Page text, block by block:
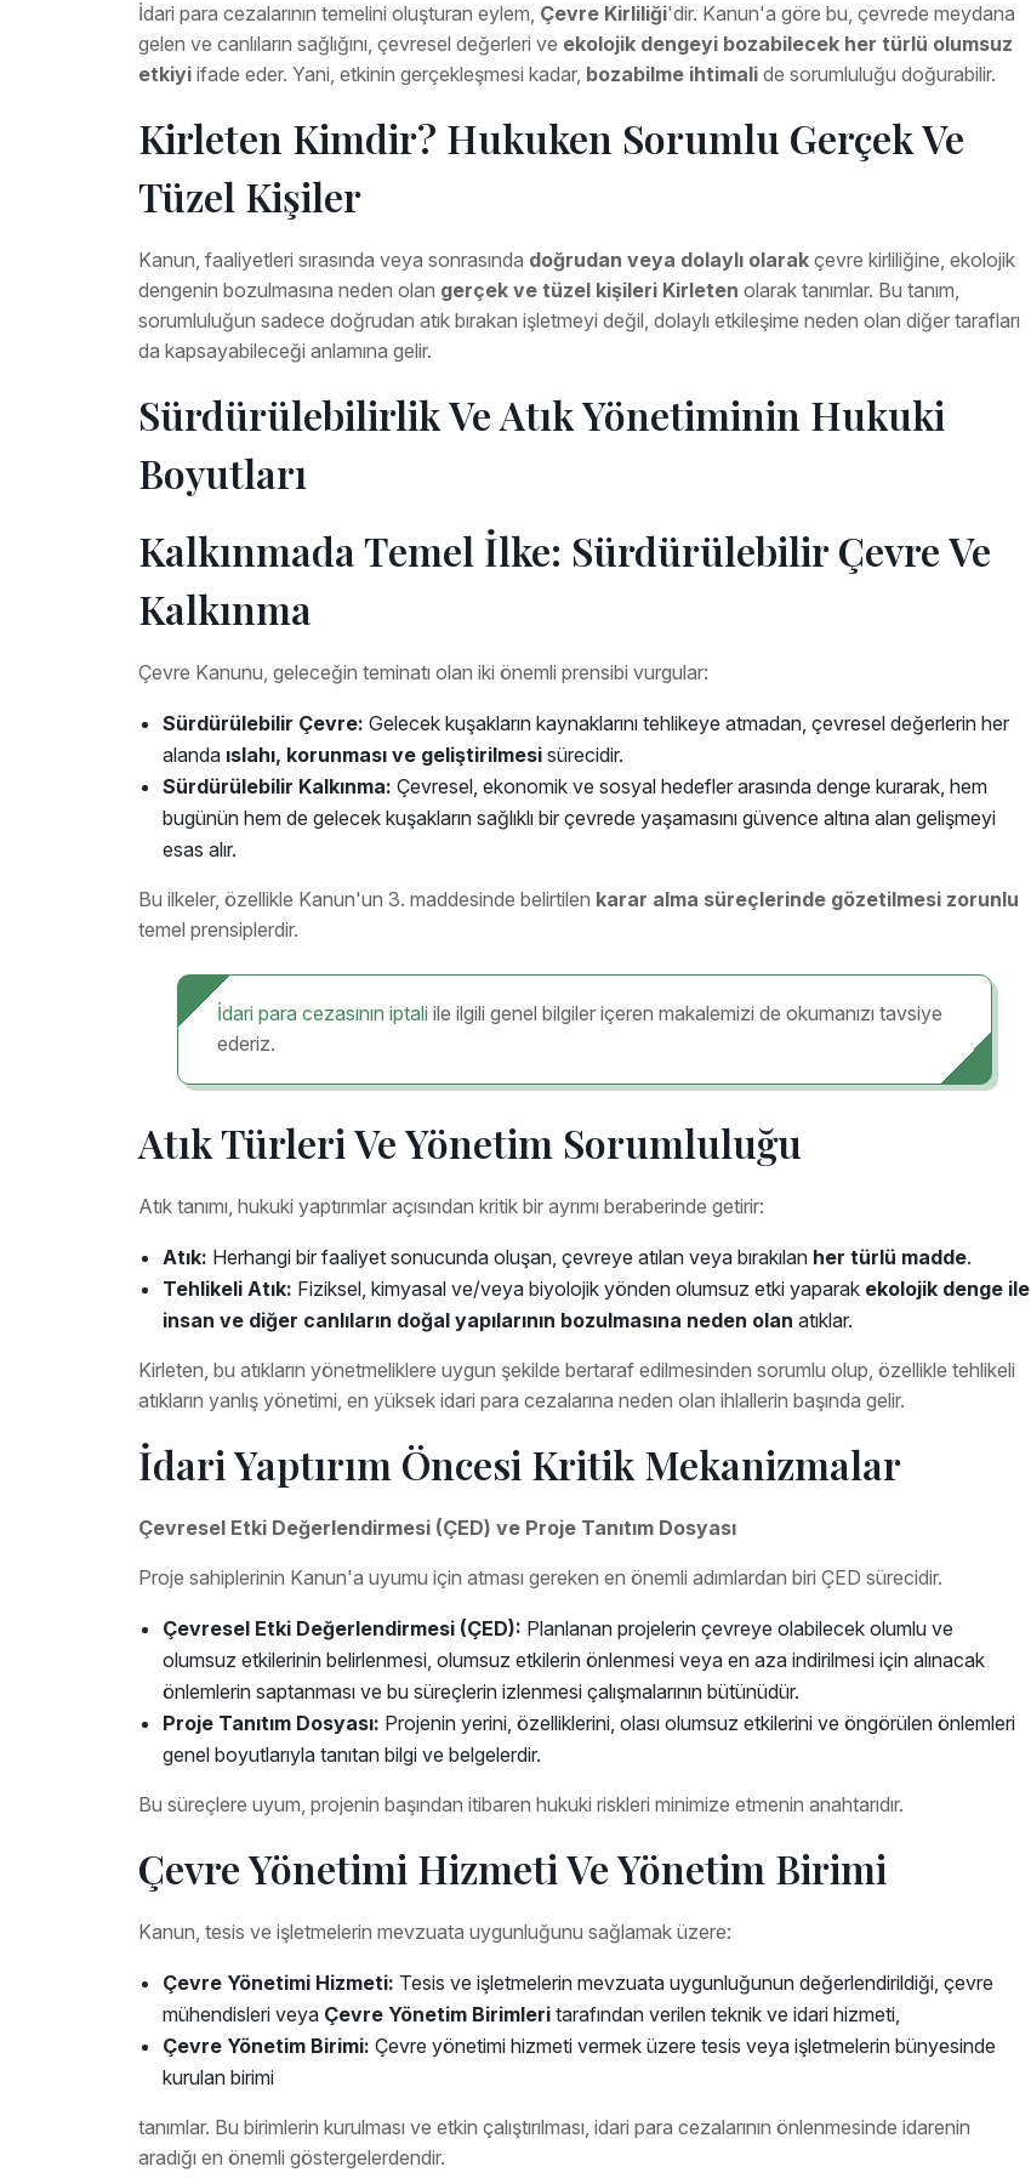
İdari para cezalarının temelini oluşturan eylem, Çevre Kirliliği'dir. Kanun'a göre bu, çevrede meydana
gelen ve canlıların sağlığını, çevresel değerleri ve ekolojik dengeyi bozabilecek her türlü olumsuz
etkiyi ifade eder. Yani, etkinin gerçekleşmesi kadar, bozabilme ihtimali de sorumluluğu doğurabilir.
Kirleten Kimdir? Hukuken Sorumlu Gerçek Ve
Tüzel Kişiler
Kanun, faaliyetleri sırasında veya sonrasında doğrudan veya dolaylı olarak çevre kirliliğine, ekolojik
dengenin bozulmasına neden olan gerçek ve tüzel kişileri Kirleten olarak tanımlar. Bu tanım,
sorumluluğun sadece doğrudan atık bırakan işletmeyi değil, dolaylı etkileşime neden olan diğer tarafları
da kapsayabileceği anlamına gelir.
Sürdürülebilirlik Ve Atık Yönetiminin Hukuki
Boyutları
Kalkınmada Temel İlke: Sürdürülebilir Çevre Ve
Kalkınma
Çevre Kanunu, geleceğin teminatı olan iki önemli prensibi vurgular:
Sürdürülebilir Çevre: Gelecek kuşakların kaynaklarını tehlikeye atmadan, çevresel değerlerin her
alanda ıslahı, korunması ve geliştirilmesi sürecidir.
Sürdürülebilir Kalkınma: Çevresel, ekonomik ve sosyal hedefler arasında denge kurarak, hem
bugünün hem de gelecek kuşakların sağlıklı bir çevrede yaşamasını güvence altına alan gelişmeyi
esas alır.
Bu ilkeler, özellikle Kanun'un 3. maddesinde belirtilen karar alma süreçlerinde gözetilmesi zorunlu
temel prensiplerdir.
İdari para cezasının iptali ile ilgili genel bilgiler içeren makalemizi de okumanızı tavsiye
ederiz.
Atık Türleri Ve Yönetim Sorumluluğu
Atık tanımı, hukuki yaptırımlar açısından kritik bir ayrımı beraberinde getirir:
Atık: Herhangi bir faaliyet sonucunda oluşan, çevreye atılan veya bırakılan her türlü madde.
Tehlikeli Atık: Fiziksel, kimyasal ve/veya biyolojik yönden olumsuz etki yaparak ekolojik denge ile
insan ve diğer canlıların doğal yapılarının bozulmasına neden olan atıklar.
Kirleten, bu atıkların yönetmeliklere uygun şekilde bertaraf edilmesinden sorumlu olup, özellikle tehlikeli
atıkların yanlış yönetimi, en yüksek idari para cezalarına neden olan ihlallerin başında gelir.
İdari Yaptırım Öncesi Kritik Mekanizmalar
Çevresel Etki Değerlendirmesi (ÇED) ve Proje Tanıtım Dosyası
Proje sahiplerinin Kanun'a uyumu için atması gereken en önemli adımlardan biri ÇED sürecidir.
Çevresel Etki Değerlendirmesi (ÇED): Planlanan projelerin çevreye olabilecek olumlu ve
olumsuz etkilerinin belirlenmesi, olumsuz etkilerin önlenmesi veya en aza indirilmesi için alınacak
önlemlerin saptanması ve bu süreçlerin izlenmesi çalışmalarının bütünüdür.
Proje Tanıtım Dosyası: Projenin yerini, özelliklerini, olası olumsuz etkilerini ve öngörülen önlemleri
genel boyutlarıyla tanıtan bilgi ve belgelerdir.
Bu süreçlere uyum, projenin başından itibaren hukuki riskleri minimize etmenin anahtarıdır.
Çevre Yönetimi Hizmeti Ve Yönetim Birimi
Kanun, tesis ve işletmelerin mevzuata uygunluğunu sağlamak üzere:
Çevre Yönetimi Hizmeti: Tesis ve işletmelerin mevzuata uygunluğunun değerlendirildiği, çevre
mühendisleri veya Çevre Yönetim Birimleri tarafından verilen teknik ve idari hizmeti,
Çevre Yönetim Birimi: Çevre yönetimi hizmeti vermek üzere tesis veya işletmelerin bünyesinde
kurulan birimi
tanımlar. Bu birimlerin kurulması ve etkin çalıştırılması, idari para cezalarının önlenmesinde idarenin
aradığı en önemli göstergelerdendir.